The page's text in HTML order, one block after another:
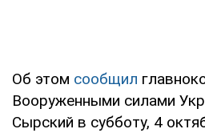
Об этом сообщил
Вооруженными силами
Сырский в субботу, 4